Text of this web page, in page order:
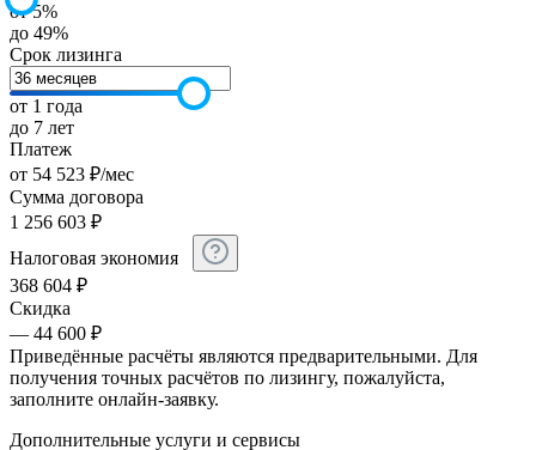
от 5%
до 49%
Срок лизинга
от 1 года
до 7 лет
Платеж
от 54 523 ₽/мес
Сумма договора
1 256 603 ₽
Налоговая экономия
368 604 ₽
Скидка
— 44 600 ₽
Приведённые расчёты являются предварительными. Для
получения точных расчётов по лизингу, пожалуйста,
заполните онлайн-заявку.
Дополнительные услуги и сервисы